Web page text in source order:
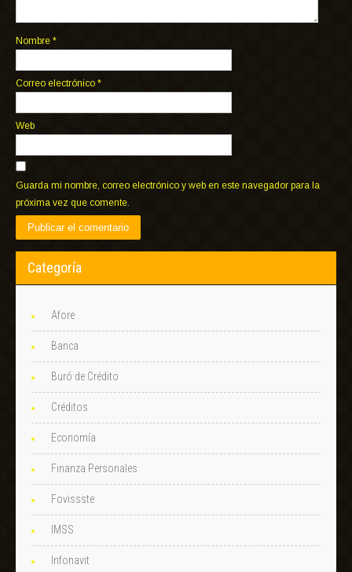
Nombre *
Correo electrónico *
Web
Guarda mi nombre, correo electrónico y web en este navegador para la
próxima vez que comente.
Categoría
Afore
Banca
Buró de Crédito
Créditos
Economía
Finanza Personales
Fovissste
IMSS
Infonavit